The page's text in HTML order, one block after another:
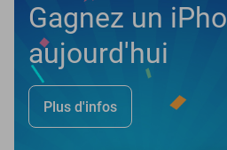
Gagnez un
aujourd'hui
Plus d'infos